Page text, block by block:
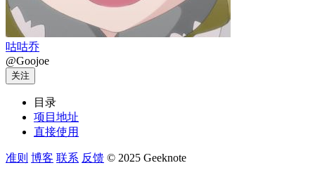
咕咕乔
@Goojoe
关注
目录
项目地址
直接使用
准则 博客 联系 反馈 © 2025 Geeknote